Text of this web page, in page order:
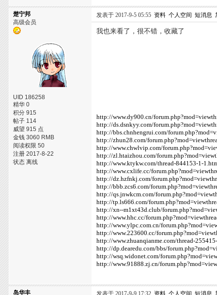
楚宁邦
高级会员
UID 186258
精华 0
积分 915
帖子 114
威望 915 点
金钱 3060 RMB
阅读权限 50
注册 2017-8-22
状态 离线
发表于 2017-9-5 05:55 资料 个人空间 短消息
我也来看了，很不错，收藏了
http://www.dy900.cn/
http://ds.dsnkyy.com/
http://bbs.chnhengrui.com/
http://zhun28.com/
http://www.chwlvip.com/
http://zl.htaizhou.com/
http://www.ktykw.com/thread-844153-1-
http://www.cxlife.cc/
http://dz.hzfnkj.com/
http://bbb.zcs6.com/
http://qs.jnwkcm.com/
http://tp.ls666.com/
http://xn--m1xt43d.club/
http://www.hhc.cc/
http://www.ylpc.com.cn/
http://www.223600.cc/
http://www.zhuanqianme.com/thread-
http://dp.dearedu.com/bbs/
http://wsq.widonet.com/
http://www.91888.zj.cn/
岛华丰
发表于 2017-9-9 17:32 资料 个人空间 短消息